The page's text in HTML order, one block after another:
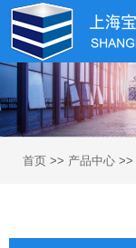
首页 >> 产品中心 >>